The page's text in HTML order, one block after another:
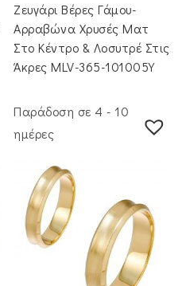
Ζευγάρι Βέρες Γάμου-
Αρραβώνα Χρυσές Ματ
Στο Κέντρο & Λοσυτρέ Στις
Άκρες MLV-365-101005Y
Παράδοση σε 4 - 10
ημέρες